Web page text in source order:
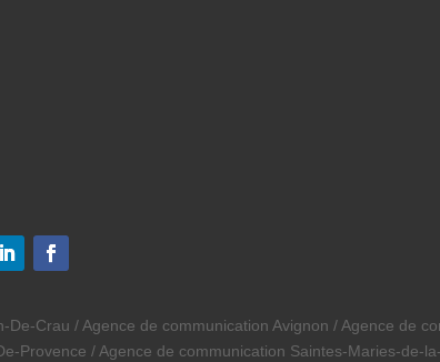
Crau / Agence de communication Avignon / Agence de
Provence / Agence de communication Saintes-Maries-de-